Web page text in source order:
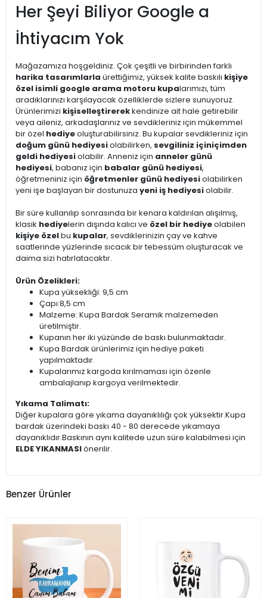
Her Şeyi Biliyor Google a
İhtiyacım Yok
Mağazamıza hoşgeldiniz. Çok çeşitli ve birbirinden farklı
harika tasarımlarla ürettiğimiz, yüksek kalite baskılı kişiye
özel isimli google arama motoru kupalarımızı, tüm
aradıklarınızı karşılayacak özelliklerde sizlere sunuyoruz.
Ürünlerimizi kişiselleştirerekkendinize ait hale getirebilir
veya aileniz, arkadaşlarınız ve sevdikleriniz için mükemmel
bir özel hediyeoluşturabilirsiniz. Bu kupalar sevdikleriniz için
doğum günü hediyesiolabilirken, sevgiliniz içiniçimden
geldi hediyesiolabilir. Anneniz için anneler günü
hediyesi, babanız için babalar günü hediyesi,
öğretmeniniz için öğretmenler günü hediyesiolabilirken
yeni işe başlayan bir dostunuza yeni iş hediyesiolabilir.
Bir süre kullanılıp sonrasında bir kenara kaldırılan alışılmış,
klasik hediyelerin dışında kalıcı ve özel bir hediyeolabilen
kişiye özelbu kupalar, sevdiklerinizin çay ve kahve
saatlerinde yüzlerinde sıcacık bir tebessüm oluşturacak ve
daima sizi hatırlatacaktır.
Ürün Özelikleri:
Kupa yüksekliği: 9,5 cm
Çapı:8,5 cm
Malzeme: Kupa Bardak Seramik malzemeden
üretilmiştir.
Kupanın her iki yüzünde de baskı bulunmaktadır.
Kupa Bardak ürünlerimiz için hediye paketi
yapılmaktadır.
Kupalarımız kargoda kırılmaması için özenle
ambalajlanıp kargoya verilmektedir.
Yıkama Talimatı:
Diğer kupalara göre yıkama dayanıklılığı çok yüksektir.Kupa
bardak üzerindeki baskı 40 - 80 derecede yıkamaya
dayanıklıdır.Baskının aynı kalitede uzun süre kalabilmesi için
ELDE YIKANMASIönerilir.
Benzer Ürünler